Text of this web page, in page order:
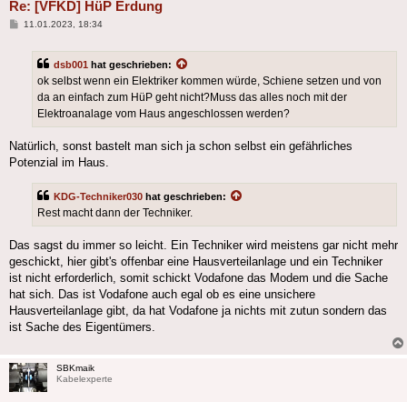
Re: [VFKD] HüP Erdung
Beitrag
11.01.2023, 18:34
dsb001 hat geschrieben:
ok selbst wenn ein Elektriker kommen würde, Schiene setzen und von
da an einfach zum HüP geht nicht?Muss das alles noch mit der
Elektroanalage vom Haus angeschlossen werden?
Natürlich, sonst bastelt man sich ja schon selbst ein gefährliches
Potenzial im Haus.
KDG-Techniker030 hat geschrieben:
Rest macht dann der Techniker.
Das sagst du immer so leicht. Ein Techniker wird meistens gar nicht mehr
geschickt, hier gibt's offenbar eine Hausverteilanlage und ein Techniker
ist nicht erforderlich, somit schickt Vodafone das Modem und die Sache
hat sich. Das ist Vodafone auch egal ob es eine unsichere
Hausverteilanlage gibt, da hat Vodafone ja nichts mit zutun sondern das
ist Sache des Eigentümers.
SBKmaik
Kabelexperte